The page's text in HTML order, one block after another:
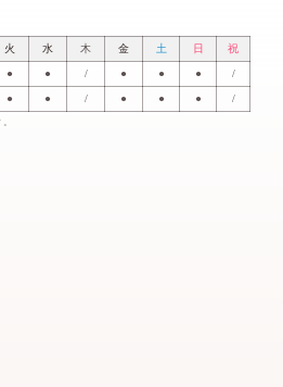
火 水 木 金 土 日 祝
● ● / ● ● ● /
● ● / ● ● ● /